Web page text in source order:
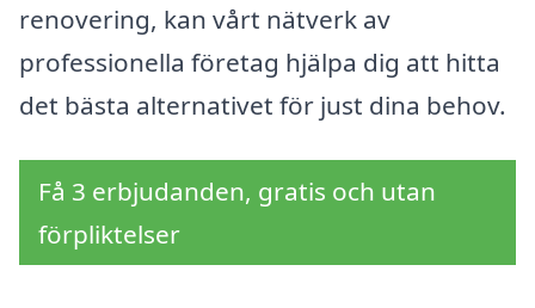
renovering, kan vårt nätverk av
professionella företag hjälpa dig att hitta
det bästa alternativet för just dina behov.
Få 3 erbjudanden, gratis och utan
förpliktelser